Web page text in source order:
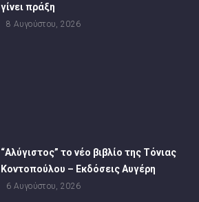
γίνει πράξη
8 Αυγούστου, 2026
“Αλύγιστος” το νέο βιβλίο της Τόνιας
Κοντοπούλου – Εκδόσεις Αυγέρη
6 Αυγούστου, 2026